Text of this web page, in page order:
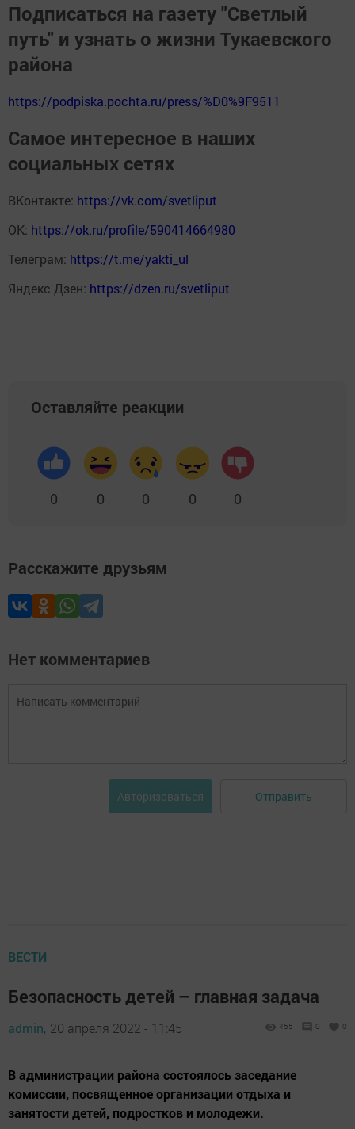
Подписаться на газету "Светлый
путь" и узнать о жизни Тукаевского
района
https://podpiska.pochta.ru/press/%D0%9F9511
Самое интересное в наших
социальных сетях
ВКонтакте: https://vk.com/svetliput
ОК: https://ok.ru/profile/590414664980
Телеграм: https://t.me/yakti_ul
Яндекс Дзен: https://dzen.ru/svetliput
Оставляйте реакции
0 0 0 0 0
Расскажите друзьям
Нет комментариев
Авторизоваться Отправить
ВЕСТИ
Безопасность детей – главная задача
admin, 20 апреля 2022 - 11:45 455 0 0
В администрации района состоялось заседание
комиссии, посвященное организации отдыха и
занятости детей, подростков и молодежи.